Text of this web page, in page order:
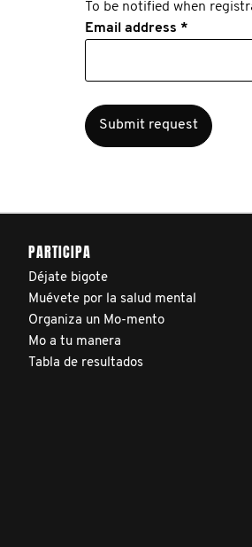
To be notified when
Email address *
PARTICIPA
Déjate bigote
Muévete por la salud mental
Organiza un Mo-mento
Mo a tu manera
Tabla de resultados